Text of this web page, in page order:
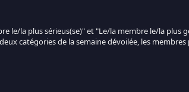
le/la plus sérieus(se)" et "Le/la membre le/la plus
catégories de la semaine dévoilée, les